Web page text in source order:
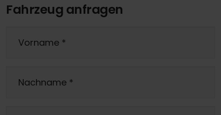
Fahrzeug anfragen
Vorname *
Nachname *